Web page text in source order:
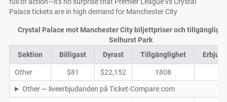
Palace tickets are in high demand for Manchester City
Sektion Billigast Dyrast Tillgänglighet
Other $81 $22,152 1808
Other — liveerbjudanden på Ticket-Compare.com
Crystal Palace mot Manchester City biljettpriser och
Selhurst Park